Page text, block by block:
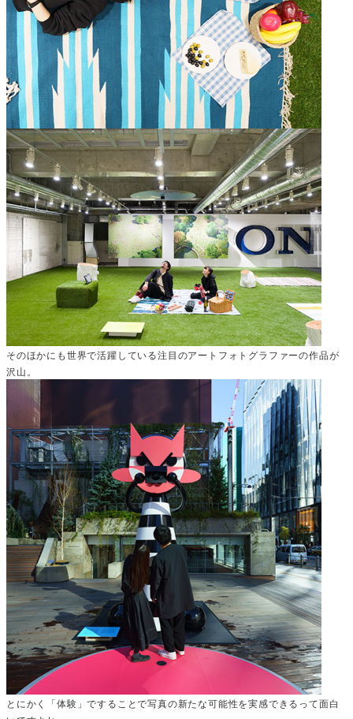
そのほかにも世界で活躍している注目のアートフォトグラファーの作品が
沢山。
とにかく「体験」ですることで写真の新たな可能性を実感できるって面白